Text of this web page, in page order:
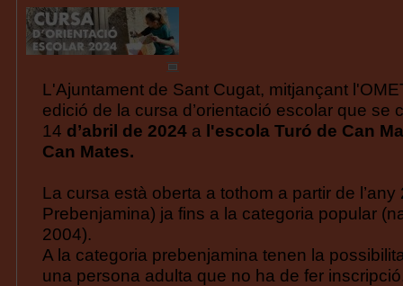
L'Ajuntament de Sant Cugat, mitjançant
edició de la cursa d’orientació escolar que se
14 d’abril de 2024 a l'escola Turó de Can
Can Mates.
La cursa està oberta a tothom a partir de
Prebenjamina) ja fins a la categoria popular
2004).
A la categoria prebenjamina tenen la
una persona adulta que no ha de fer